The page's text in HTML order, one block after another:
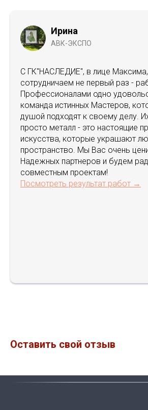
Ирина
АВК-ЭКСПО
С ГК"НАСЛЕДИЕ", в лице Максима,
сотрудничаем не первый раз -
Профессионалами одно
команда истинных Мастеров,
душой подходят к своему делу.
просто металл - это настоящие
искусства, которые украшают
пространство. Мы Вас очень
Надежных партнеров и будем
совместным проектам!
Посмотреть результат работ →
Оставить свой отзыв